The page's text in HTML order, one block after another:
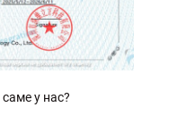
саме у нас?